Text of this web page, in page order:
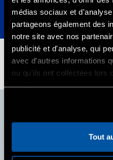
médias sociaux et
partageons également des
notre site avec nos
publicité et d'analyse, qui
avec d'autres informations
ou qu'ils ont collectées lors
Tout
Plus